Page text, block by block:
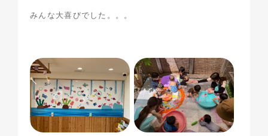
みんな大喜びでした。。。